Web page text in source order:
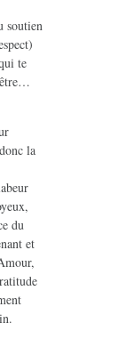
soutien
te
la
du
et